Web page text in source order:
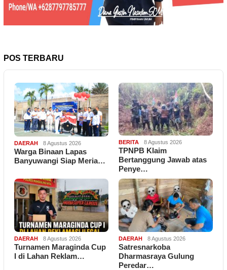
POS TERBARU
DAERAH 8 Agustus 2026
Warga Binaan Lapas
Banyuwangi Siap Meria…
BERITA 8 Agustus 2026
TPNPB Klaim
Bertanggung Jawab atas
Penye…
DAERAH 8 Agustus 2026
Turnamen Maraginda Cup
I di Lahan Reklam…
DAERAH 8 Agustus 2026
Satresnarkoba
Dharmasraya Gulung
Peredar…